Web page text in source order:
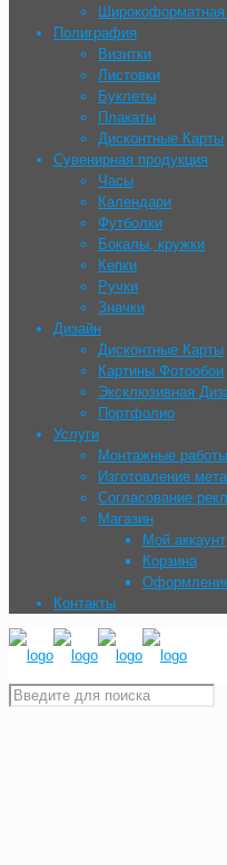
Широкоформатная
Полиграфия
Визитки
Листовки
Буклеты
Плакаты
Дисконтные Карты
Сувенирная продукция
Часы
Календари
Футболки
Бокалы, кружки
Кепки
Ручки
Значки
Дизайн
Дисконтные Карты
Картины Фотообои
Эксклюзивная
Портфолио
Услуги
Монтажные работы
Изготовление
Согласование
Магазин
Мой аккаунт
Корзина
Контакты